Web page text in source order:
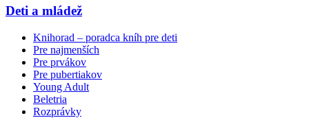
Deti a mládež
Knihorad – poradca kníh pre deti
Pre najmenších
Pre prvákov
Pre pubertiakov
Young Adult
Beletria
Rozprávky